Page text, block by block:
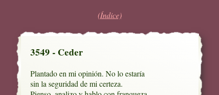
(Índice)
3549 - Ceder
Plantado en mi opinión. No lo estaría
sin la seguridad de mi certeza.